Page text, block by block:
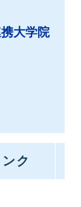
大学院
ンク